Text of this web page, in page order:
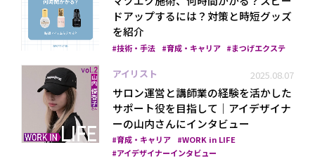
ドアップするには？対策と時短グッズ
を紹介
技術・手法 育成・キャリア まつげエクステ
アイリスト 2025.08.07
サロン運営と講師業の経験を活かした
サポート役を目指して│アイデザイナ
ーの山内さんにインタビュー
育成・キャリア
WORK in LIFE
アイデザイナーインタビュー